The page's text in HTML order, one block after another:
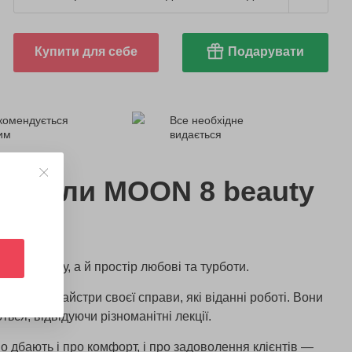
Купити для себе Подарувати
Все необхідне
видається
MOON 8 beauty
й релаксу, а й простір любові та турботи.
майстри своєї справи, які віданні роботі. Вони
відвідуючи різноманітні лекції.
дбають і про комфорт, і про задоволення клієнтів —